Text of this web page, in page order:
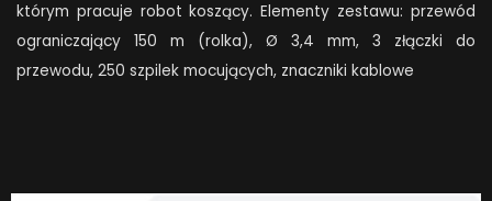
którym pracuje robot koszący. Elementy zestawu: przewód
ograniczający 150 m (rolka), Ø 3,4 mm, 3 złączki do
przewodu, 250 szpilek mocujących, znaczniki kablowe